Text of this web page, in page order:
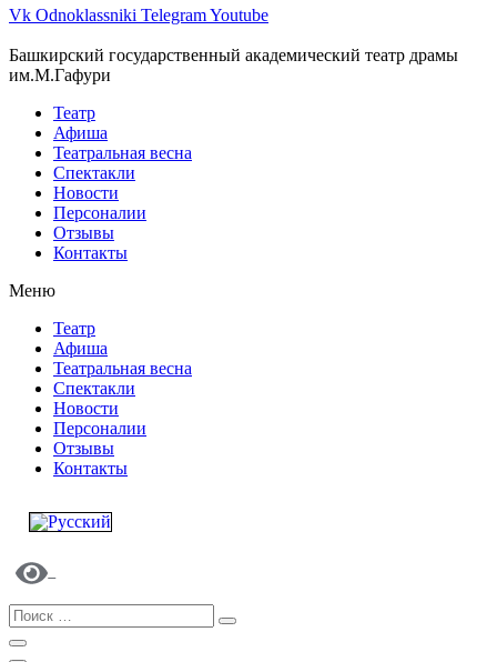
Vk Odnoklassniki TelegramYoutube
Башкирский государственный академический театр драмы
им.М.Гафури
Театр
Афиша
Театральная весна
Спектакли
Новости
Персоналии
Отзывы
Контакты
Меню
Театр
Афиша
Театральная весна
Спектакли
Новости
Персоналии
Отзывы
Контакты